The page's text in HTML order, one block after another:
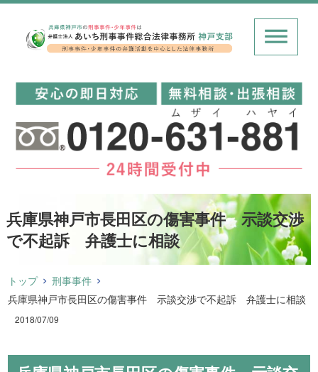
兵庫県神戸市長田区の傷害事件 示談交渉
で不起訴 弁護士に相談
トップ
刑事事件
兵庫県神戸市長田区の傷害事件 示談交渉で不起訴 弁護士に相談
2018/07/09